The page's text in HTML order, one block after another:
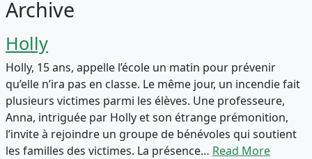
Archive
Holly
Holly, 15 ans, appelle l’école un matin pour prévenir
qu’elle n’ira pas en classe. Le même jour, un incendie fait
plusieurs victimes parmi les élèves. Une professeure,
Anna, intriguée par Holly et son étrange prémonition,
l’invite à rejoindre un groupe de bénévoles qui soutient
les familles des victimes. La présence… Read More